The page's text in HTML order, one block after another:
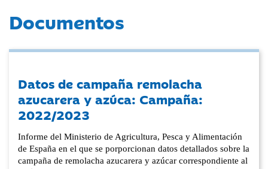
Documentos
Datos de campaña remolacha
azucarera y azúca: Campaña:
2022/2023
Informe del Ministerio de Agricultura, Pesca y Alimentación
de España en el que se porporcionan datos detallados sobre la
campaña de remolacha azucarera y azúcar correspondiente al